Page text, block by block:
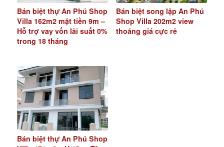
Bán biệt thự An Phú Shop
Villa 162m2 mặt tiền 9m –
Hỗ trợ vay vốn lãi suất 0%
trong 18 tháng
Bán biệt song lập An Phú
Shop Villa 202m2 view
thoáng giá cực rẻ
Bán biệt thự An Phú Shop